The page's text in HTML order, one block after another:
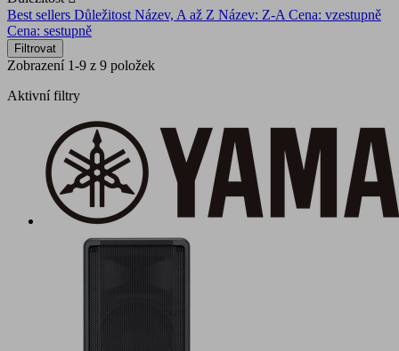
Best sellers Důležitost Název, A až Z Název: Z-A Cena: vzestupně
Cena: sestupně
Filtrovat
Zobrazení 1-9 z 9 položek
Aktivní filtry